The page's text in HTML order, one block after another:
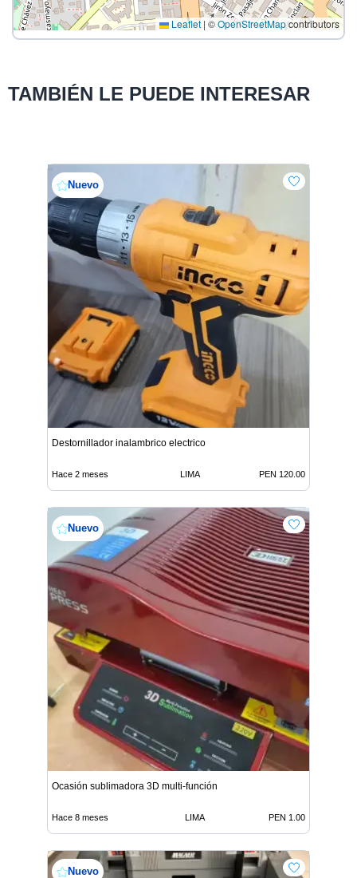
Leaflet | ©OpenStreetMapcontributors
TAMBIÉN LE PUEDE INTERESAR
Nuevo
Destornillador inalambrico electrico
Hace 2 meses LIMA PEN 120.00
Nuevo
Ocasión sublimadora 3D multi-función
Hace 8 meses LIMA PEN 1.00
Nuevo